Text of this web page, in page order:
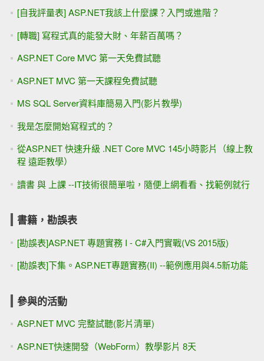
[自我評量表] ASP.NET我該上什麼課？入門或進階？
[轉職] 寫程式真的能發大財、年薪百萬嗎？
ASP.NET Core MVC 第一天免費試聽
ASP.NET MVC 第一天課程免費試聽
MS SQL Server資料庫簡易入門(影片教學)
我是怎麼開始寫程式的？
從ASP.NET 快速升級 .NET Core MVC 145小時影片（線上教
程 遠距教學）
讀書 與 上課 --IT技術很簡單啦，隨便上網看看、找範例就行
書籍，勘誤表
[勘誤表]ASP.NET 專題實務 I - C#入門實戰(VS 2015版)
[勘誤表]下集。ASP.NET專題實務(II) --範例應用與4.5新功能
參與的活動
ASP.NET MVC 完整試聽(影片清單)
ASP.NET快速開發（WebForm）教學影片 8天